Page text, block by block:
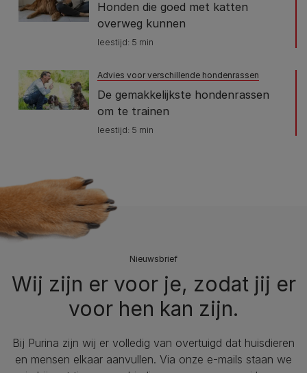
Honden die goed met katten
overweg kunnen
leestijd: 5 min
Advies voor verschillende hondenrassen
De gemakkelijkste hondenrassen
om te trainen
leestijd: 5 min
Nieuwsbrief
Wij zijn er voor je, zodat jij er
voor hen kan zijn.
Bij Purina zijn wij er volledig van overtuigd dat huisdieren
en mensen elkaar aanvullen. Via onze e-mails staan we